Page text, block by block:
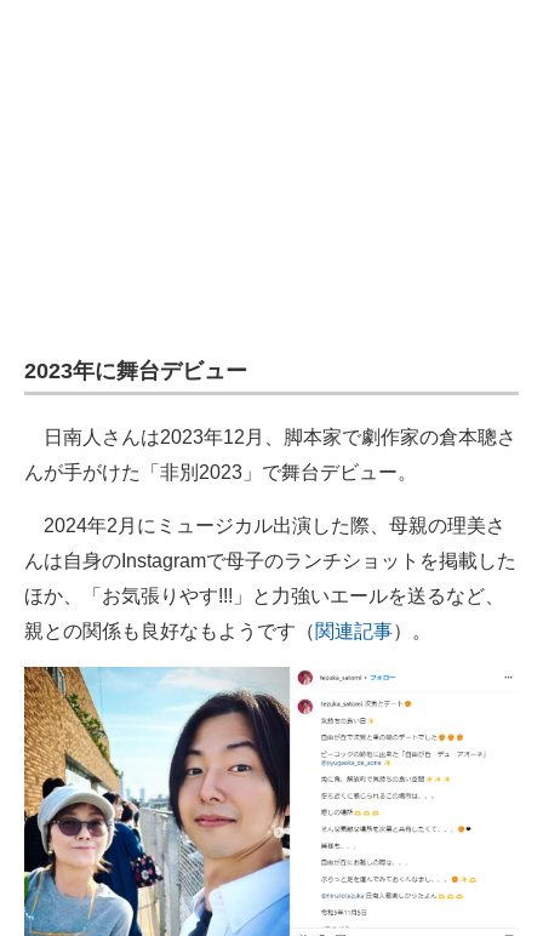
2023年に舞台デビュー
日南人さんは2023年12月、脚本家で劇作家の倉本聰さ
んが手がけた「非別2023」で舞台デビュー。
2024年2月にミュージカル出演した際、母親の理美さ
んは自身のInstagramで母子のランチショットを掲載した
ほか、「お気張りやす!!!」と力強いエールを送るなど、
親との関係も良好なもようです（関連記事）。